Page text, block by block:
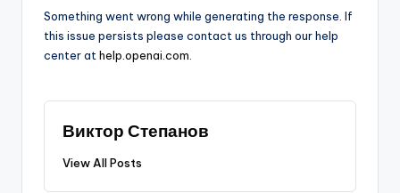
Something went wrong while generating the response. If
this issue persists please contact us through our help
center at help.openai.com
Виктор Степанов
View All Posts